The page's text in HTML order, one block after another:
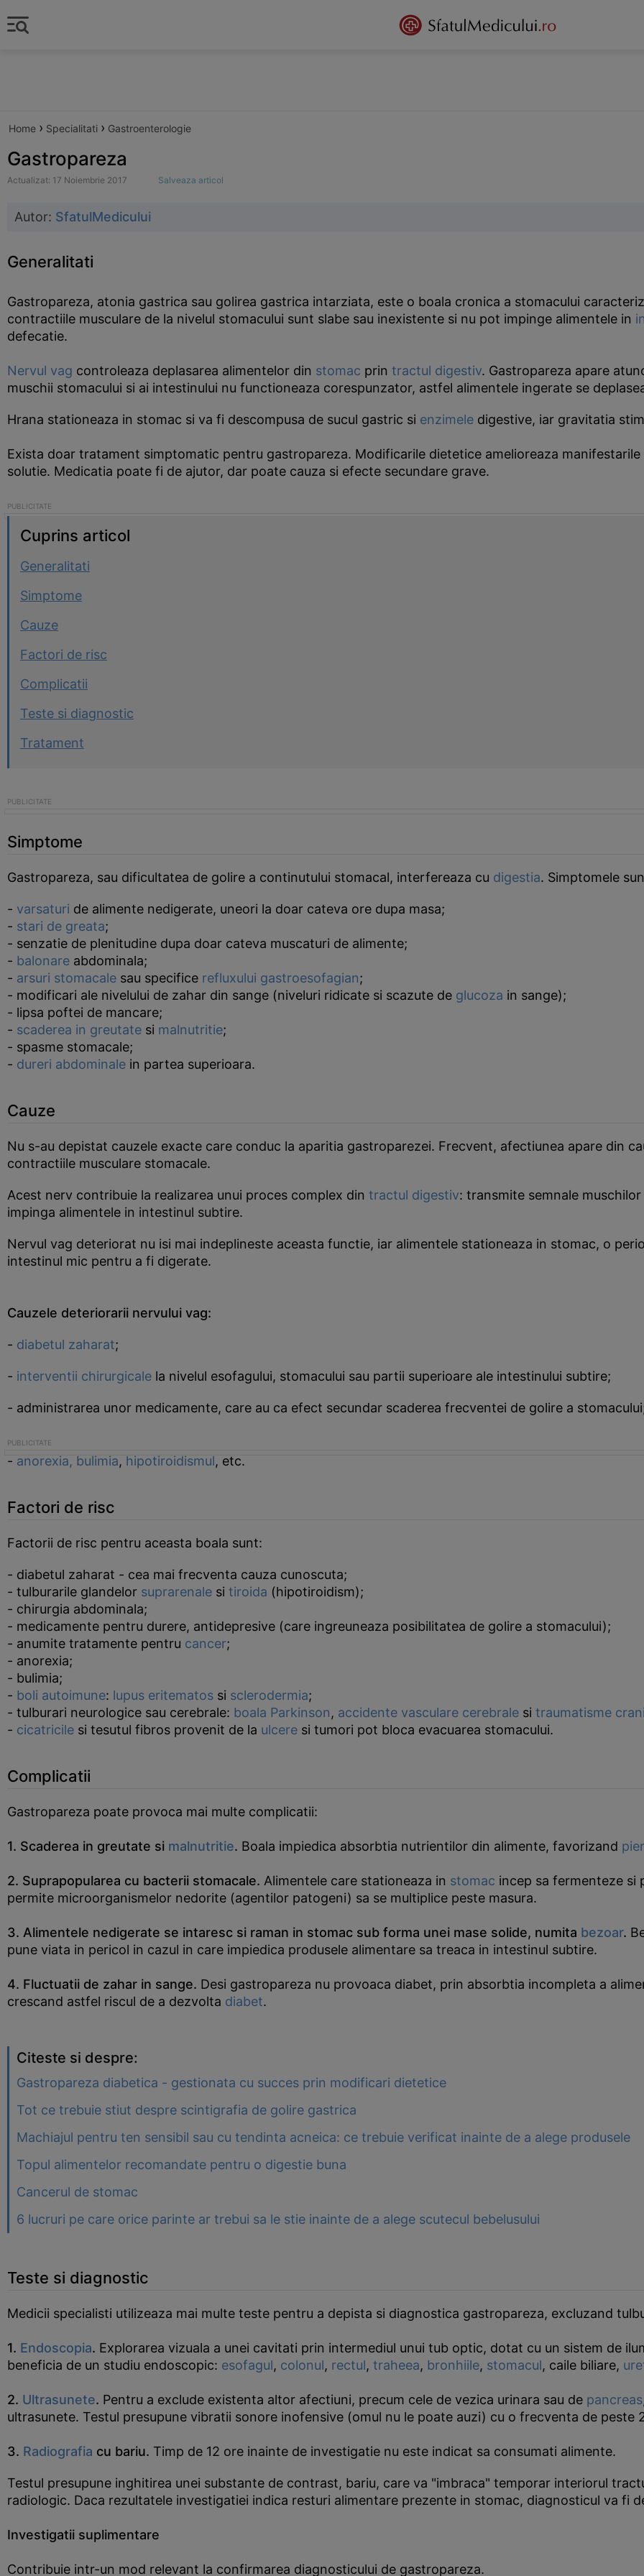
Home › Specialitati › Gastroenterologie
Gastropareza
Actualizat: 17 Noiembrie 2017 Salveaza articol
Autor: SfatulMedicului
Generalitati
Gastropareza, atonia gastrica sau golirea gastrica intarziata, este o boala cronica a stomacului
contractiile musculare de la nivelul stomacului sunt slabe sau inexistente si nu pot impinge alimentele in
defecatie.
Nervul vag controleaza deplasarea alimentelor din stomac prin tractul digestiv. Gastropareza apare
muschii stomacului si ai intestinului nu functioneaza corespunzator, astfel alimentele ingerate se
Hrana stationeaza in stomac si va fi descompusa de sucul gastric si enzimele digestive, iar gravitatia
Exista doar tratament simptomatic pentru gastropareza. Modificarile dietetice amelioreaza
solutie. Medicatia poate fi de ajutor, dar poate cauza si efecte secundare grave.
Cuprins articol
Generalitati
Simptome
Cauze
Factori de risc
Complicatii
Teste si diagnostic
Tratament
Simptome
Gastropareza, sau dificultatea de golire a continutului stomacal, interfereaza cu digestia. Simptomele
- varsaturi de alimente nedigerate, uneori la doar cateva ore dupa masa;
- stari de greata;
- senzatie de plenitudine dupa doar cateva muscaturi de alimente;
- balonare abdominala;
- arsuri stomacale sau specifice refluxului gastroesofagian;
- modificari ale nivelului de zahar din sange (niveluri ridicate si scazute de glucoza in sange);
- lipsa poftei de mancare;
- scaderea in greutate si malnutritie;
- spasme stomacale;
- dureri abdominale in partea superioara.
Cauze
Nu s-au depistat cauzele exacte care conduc la aparitia gastroparezei. Frecvent, afectiunea apare din
contractiile musculare stomacale.
Acest nerv contribuie la realizarea unui proces complex din tractul digestiv: transmite semnale
impinga alimentele in intestinul subtire.
Nervul vag deteriorat nu isi mai indeplineste aceasta functie, iar alimentele stationeaza in stomac, o
intestinul mic pentru a fi digerate.
Cauzele deteriorarii nervului vag:
- diabetul zaharat;
- interventii chirurgicale la nivelul esofagului, stomacului sau partii superioare ale intestinului subtire;
- administrarea unor medicamente, care au ca efect secundar scaderea frecventei de golire a
- anorexia, bulimia, hipotiroidismul, etc.
Factori de risc
Factorii de risc pentru aceasta boala sunt:
- diabetul zaharat - cea mai frecventa cauza cunoscuta;
- tulburarile glandelor suprarenale si tiroida (hipotiroidism);
- chirurgia abdominala;
- medicamente pentru durere, antidepresive (care ingreuneaza posibilitatea de golire a stomacului);
- anumite tratamente pentru cancer;
- anorexia;
- bulimia;
- boli autoimune: lupus eritematos si sclerodermia;
- tulburari neurologice sau cerebrale: boala Parkinson, accidente vasculare cerebrale si traumatisme
- cicatricile si tesutul fibros provenit de la ulcere si tumori pot bloca evacuarea stomacului.
Complicatii
Gastropareza poate provoca mai multe complicatii:
1. Scaderea in greutate si malnutritie. Boala impiedica absorbtia nutrientilor din alimente, favorizand
2. Suprapopularea cu bacterii stomacale. Alimentele care stationeaza in stomac incep sa fermenteze si
permite microorganismelor nedorite (agentilor patogeni) sa se multiplice peste masura.
3. Alimentele nedigerate se intaresc si raman in stomac sub forma unei mase solide, numita bezoar.
pune viata in pericol in cazul in care impiedica produsele alimentare sa treaca in intestinul subtire.
4. Fluctuatii de zahar in sange. Desi gastropareza nu provoaca diabet, prin absorbtia incompleta a
crescand astfel riscul de a dezvolta diabet.
Citeste si despre:
Gastropareza diabetica - gestionata cu succes prin modificari dietetice
Tot ce trebuie stiut despre scintigrafia de golire gastrica
Machiajul pentru ten sensibil sau cu tendinta acneica: ce trebuie verificat inainte de a alege produsele
Topul alimentelor recomandate pentru o digestie buna
Cancerul de stomac
6 lucruri pe care orice parinte ar trebui sa le stie inainte de a alege scutecul bebelusului
Teste si diagnostic
Medicii specialisti utilizeaza mai multe teste pentru a depista si diagnostica gastropareza, excluzand
1. Endoscopia. Explorarea vizuala a unei cavitati prin intermediul unui tub optic, dotat cu un sistem de
beneficia de un studiu endoscopic: esofagul, colonul, rectul, traheea, bronhiile, stomacul, caile biliare,
2. Ultrasunete. Pentru a exclude existenta altor afectiuni, precum cele de vezica urinara sau de pancreas
ultrasunete. Testul presupune vibratii sonore inofensive (omul nu le poate auzi) cu o frecventa de peste
3. Radiografia cu bariu. Timp de 12 ore inainte de investigatie nu este indicat sa consumati alimente.
Testul presupune inghitirea unei substante de contrast, bariu, care va "imbraca" temporar interiorul
radiologic. Daca rezultatele investigatiei indica resturi alimentare prezente in stomac, diagnosticul va fi
Investigatii suplimentare
Contribuie intr-un mod relevant la confirmarea diagnosticului de gastropareza.